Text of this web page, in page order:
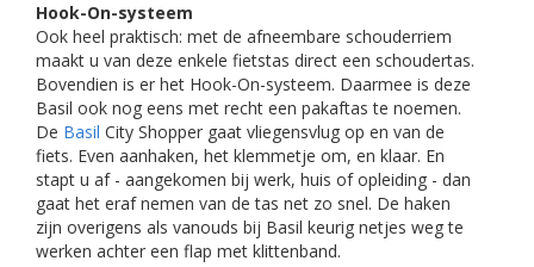
Hook-On-systeem
Ook heel praktisch: met de afneembare schouderriem
maakt u van deze enkele fietstas direct een schoudertas.
Bovendien is er het Hook-On-systeem. Daarmee is deze
Basil ook nog eens met recht een pakaftas te noemen.
De Basil City Shopper gaat vliegensvlug op en van de
fiets. Even aanhaken, het klemmetje om, en klaar. En
stapt u af - aangekomen bij werk, huis of opleiding - dan
gaat het eraf nemen van de tas net zo snel. De haken
zijn overigens als vanouds bij Basil keurig netjes weg te
werken achter een flap met klittenband.